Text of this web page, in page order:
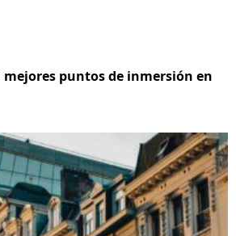
mejores puntos de inmersión en